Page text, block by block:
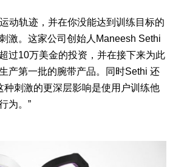
动轨迹，并在你没能达到训练目标的
激。这家公司创始人Maneesh Sethi
过10万美金的投资，并在接下来为此
产第一批的腕带产品。同时Sethi 还
种刺激的更深层影响是使用户训练他
为。”